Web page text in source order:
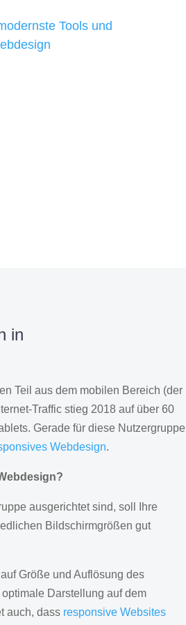
Tools und
in
Teil aus dem mobilen Bereich (der
Traffic stieg 2018 auf über 60
Gerade für diese Nutzergruppe
Webdesign.
ausgerichtet sind, soll Ihre
Bildschirmgrößen gut
Größe und Auflösung des
Darstellung auf dem
auch, dass responsive Websites